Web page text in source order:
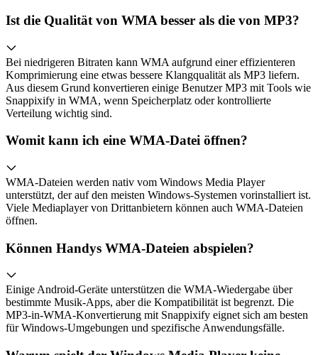
Ist die Qualität von WMA besser als die von MP3?
Bei niedrigeren Bitraten kann WMA aufgrund einer effizienteren
Komprimierung eine etwas bessere Klangqualität als MP3 liefern.
Aus diesem Grund konvertieren einige Benutzer MP3 mit Tools wie
Snappixify in WMA, wenn Speicherplatz oder kontrollierte
Verteilung wichtig sind.
Womit kann ich eine WMA-Datei öffnen?
WMA-Dateien werden nativ vom Windows Media Player
unterstützt, der auf den meisten Windows-Systemen vorinstalliert ist.
Viele Mediaplayer von Drittanbietern können auch WMA-Dateien
öffnen.
Können Handys WMA-Dateien abspielen?
Einige Android-Geräte unterstützen die WMA-Wiedergabe über
bestimmte Musik-Apps, aber die Kompatibilität ist begrenzt. Die
MP3-in-WMA-Konvertierung mit Snappixify eignet sich am besten
für Windows-Umgebungen und spezifische Anwendungsfälle.